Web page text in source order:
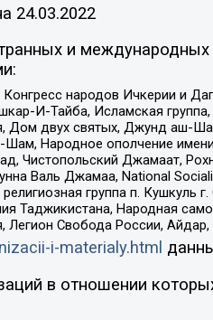
24.03.2022
и международных
народов Ичкерии и
И-Тайба, Исламская
двух святых, Джунд аш-
Народное ополчение
Чистопольский Джамаат,
Валь Джамаа, National
группа п. Кушкуль
Таджикистана, Народная
Свобода России, Айдар,
i-materialy.html
в отношении